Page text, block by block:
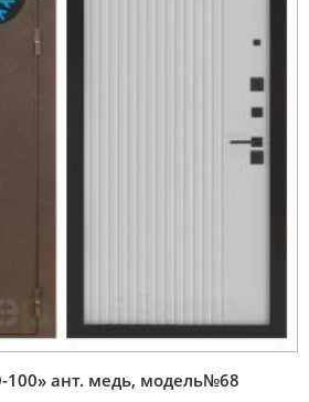
100» ант. медь, модель№68